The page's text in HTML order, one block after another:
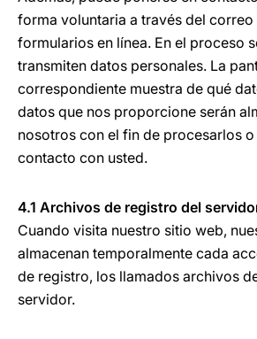
forma voluntaria a través del
formularios en línea. En el proceso
transmiten datos personales. La
correspondiente muestra de qué
datos que nos proporcione serán
nosotros con el fin de procesarlos
contacto con usted.
4.1 Archivos de registro del
Cuando visita nuestro sitio web,
almacenan temporalmente cada
de registro, los llamados archivos
servidor.